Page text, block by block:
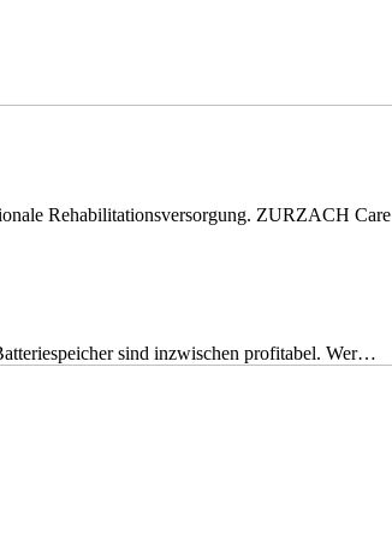
Rehabilitationsversorgung. ZURZACH
sind inzwischen profitabel. Wer…